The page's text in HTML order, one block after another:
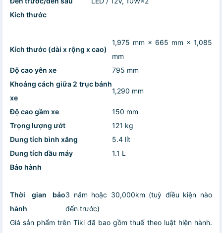
Kích thước
Kích thước (dài x rộng x cao)
1,975 mm × 665 mm × 1,085
mm
Độ cao yên xe
795 mm
Khoảng cách giữa 2 trục bánh
xe
1,290 mm
Độ cao gầm xe
150 mm
Trọng lượng ướt
121 kg
Dung tích bình xăng
5.4 lít
Dung tích dầu máy
1.1 L
Bảo hành
Thời gian bảo
hành
3 năm hoặc 30,000km (tuỳ điều kiện nào
đến trước)
Giá sản phẩm trên Tiki đã bao gồm thuế theo luật hiện hành.